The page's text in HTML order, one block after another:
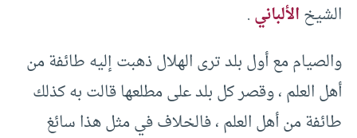
الشيخالألباني.
والصيام مع أول بلد ترى الهلال ذهبت إليه طائفة من
أهل العلم ، وقصر كل بلد على مطلعها قالت به كذلك
طائفة من أهل العلم ، فالخلاف في مثل هذا سائغ